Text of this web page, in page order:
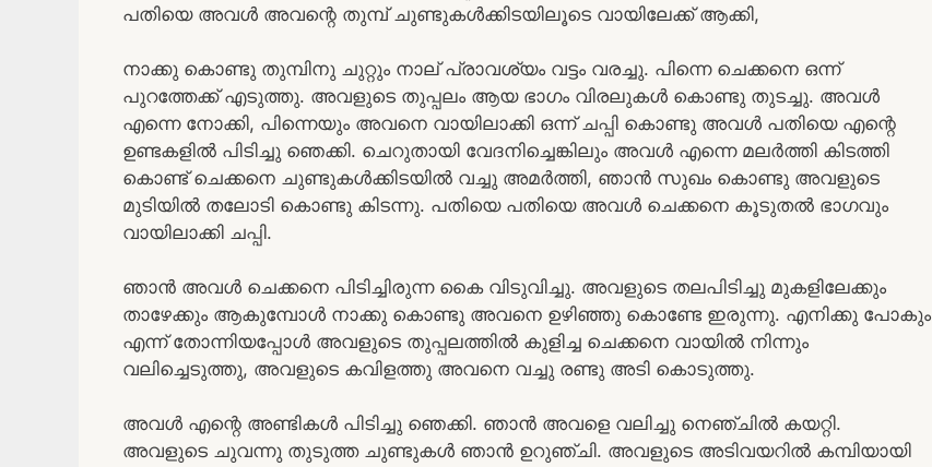
പതിയെ അവൾ അവന്റെ തുമ്പ് ചുണ്ടുകൾക്കിടയിലൂടെ വായിലേക്ക് ആക്കി,
നാക്കു കൊണ്ടു തുമ്പിനു ചുറ്റും നാല് പ്രാവശ്യം വട്ടം വരച്ചു. പിന്നെ ചെക്കനെ ഒന്ന്
പുറത്തേക്ക് എടുത്തു. അവളുടെ തുപ്പലം ആയ ഭാഗം വിരലുകൾ കൊണ്ടു തുടച്ചു. അവൾ
എന്നെ നോക്കി, പിന്നെയും അവനെ വായിലാക്കി ഒന്ന് ചപ്പി കൊണ്ടു അവൾ പതിയെ എന്റെ
ഉണ്ടകളിൽ പിടിച്ചു ഞെക്കി. ചെറുതായി വേദനിച്ചെങ്കിലും അവൾ എന്നെ മലർത്തി കിടത്തി
കൊണ്ട് ചെക്കനെ ചുണ്ടുകൾക്കിടയിൽ വച്ചു അമർത്തി, ഞാൻ സുഖം കൊണ്ടു അവളുടെ
മുടിയിൽ തലോടി കൊണ്ടു കിടന്നു. പതിയെ പതിയെ അവൾ ചെക്കനെ കൂടുതൽ ഭാഗവും
വായിലാക്കി ചപ്പി.
ഞാൻ അവൾ ചെക്കനെ പിടിച്ചിരുന്ന കൈ വിടുവിച്ചു. അവളുടെ തലപിടിച്ചു മുകളിലേക്കും
താഴേക്കും ആകുമ്പോൾ നാക്കു കൊണ്ടു അവനെ ഉഴിഞ്ഞു കൊണ്ടേ ഇരുന്നു. എനിക്കു പോകും
എന്ന് തോന്നിയപ്പോൾ അവളുടെ തുപ്പലത്തിൽ കുളിച്ച ചെക്കനെ വായിൽ നിന്നും
വലിച്ചെടുത്തു, അവളുടെ കവിളത്തു അവനെ വച്ചു രണ്ടു അടി കൊടുത്തു.
അവൾ എന്റെ അണ്ടികൾ പിടിച്ചു ഞെക്കി. ഞാൻ അവളെ വലിച്ചു നെഞ്ചിൽ കയറ്റി.
അവളുടെ ചുവന്നു തുടുത്ത ചുണ്ടുകൾ ഞാൻ ഉറുഞ്ചി. അവളുടെ അടിവയറിൽ കമ്പിയായി